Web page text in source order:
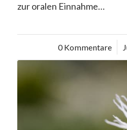
zur oralen Einnahme…
0 Kommentare
/